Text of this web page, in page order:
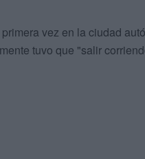
vez en la ciudad
tuvo que "salir